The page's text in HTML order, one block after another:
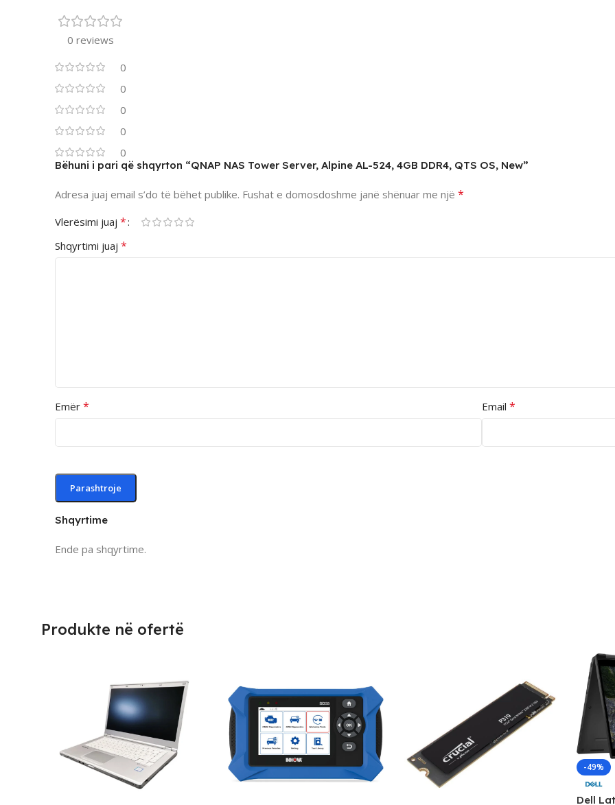
0 reviews
0
0
0
0
0
Shqyrtime
Ende pa shqyrtime.
Bëhuni i pari që shqyrton “QNAP NAS Tower Server, Alpine AL-524, 4GB DDR4, QTS OS, New”
Adresa juaj email s’do të bëhet publike. Fushat e domosdoshme janë shënuar me një *
Vlerësimi juaj *
Shqyrtimi juaj *
Emër * Email *
Produkte në ofertë
-49%
Dell